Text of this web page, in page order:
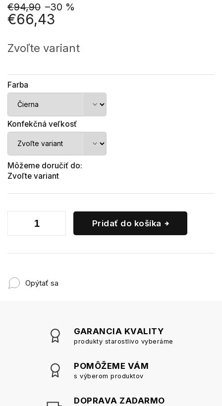
€94,90 –30 %
€66,43
cena:
Zvoľte variant
Farba
Konfekčná veľkosť
Môžeme doručiť do:
Zvoľte variant
Pridať do košíka
Opýtať sa
GARANCIA KVALITY
produkty starostlivo vyberáme
POMÔŽEME VÁM
s výberom produktov
DOPRAVA ZADARMO